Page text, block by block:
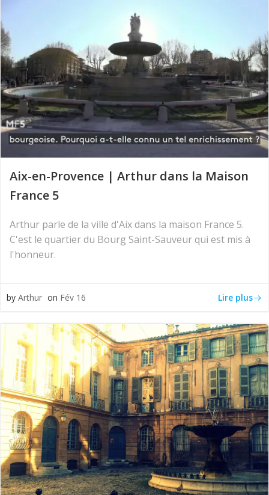
Aix-en-Provence | Arthur dans la Maison
France 5
Arthur parle de la ville d'Aix dans la maison France 5.
C'est le quartier du Bourg Saint-Sauveur qui est mis à
l'honneur.
by Arthur on Fév 16 Lire plus